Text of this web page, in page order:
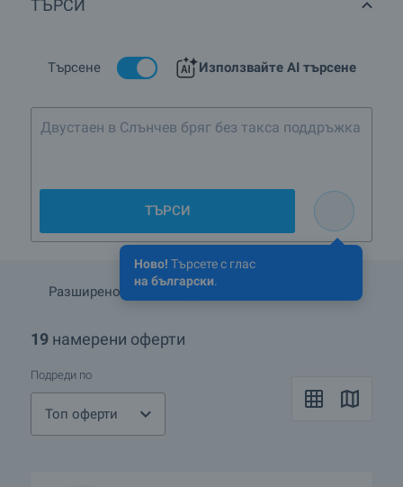
ТЪРСИ
Търсене Използвайте AI търсене
Ново! Търсете с глас
на български.
Двустаен в Слънчев бряг без
ТЪРСИ
Разширено търсене
19 намерени оферти
Подреди по
Топ оферти